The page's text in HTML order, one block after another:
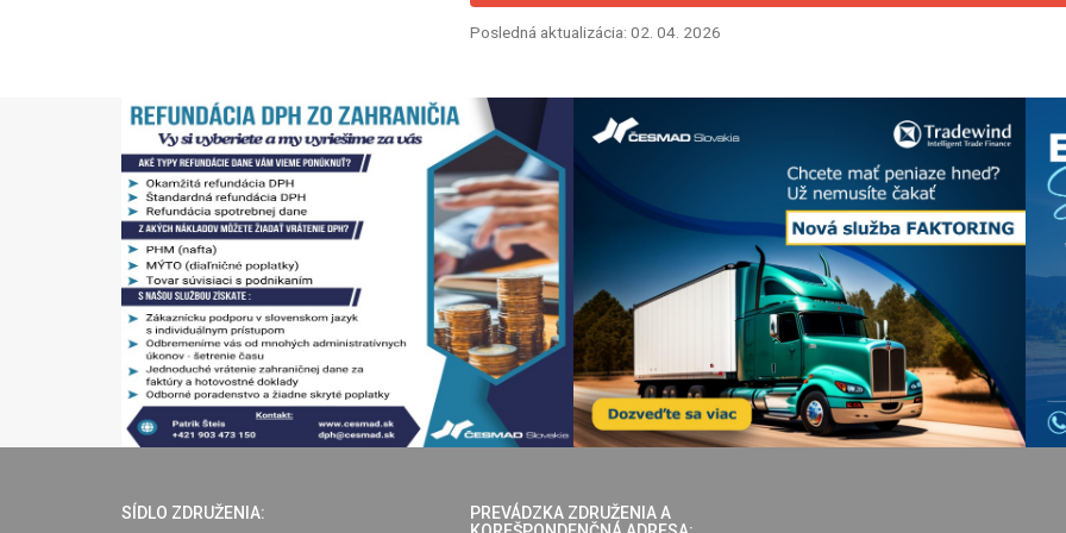
Posledná aktualizácia: 02. 04. 2026
SÍDLO ZDRUŽENIA:
PREVÁDZKA ZDRUŽENIA A